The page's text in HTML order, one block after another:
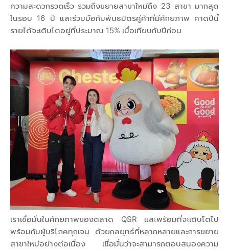
ความสะดวกรวดเร็ว รวมถึงขยายสาขาใหม่ถึง 23 สาขา มากสุด
ในรอบ 16 ปี และร่วมมือกับพันธมิตรคู่ค้าที่มีศักยภาพ คาดปีนี้
รายได้จะเติบโตอยู่ที่ประมาณ 15% เมื่อเทียบกับปีก่อน
เราเชื่อมั่นในศักยภาพของตลาด QSR และพร้อมที่จะเติบโตไป
พร้อมกับผู้บริโภคทุกเจน ด้วยกลยุทธ์ที่หลากหลายและการขยาย
สาขาใหม่อย่างต่อเนื่อง เชื่อมั่นว่าจะสามารถตอบสนองความ